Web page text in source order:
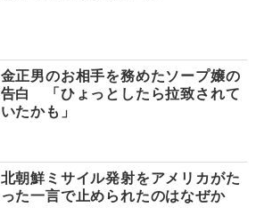
金正男のお相手を務めたソープ嬢の
告白 「ひょっとしたら拉致されて
いたかも」
北朝鮮ミサイル発射をアメリカがた
った一言で止められたのはなぜか